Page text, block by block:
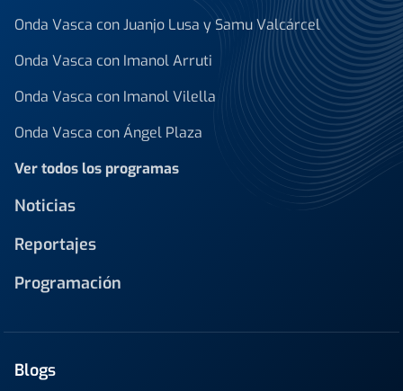
Onda Vasca con Juanjo Lusa y Samu Valcárcel
Onda Vasca con Imanol Arruti
Onda Vasca con Imanol Vilella
Onda Vasca con Ángel Plaza
Ver todos los programas
Noticias
Reportajes
Programación
Blogs